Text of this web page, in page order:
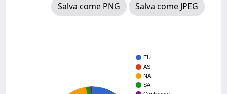
Salva come PNG
Salva come JPEG
EU
AS
NA
SA